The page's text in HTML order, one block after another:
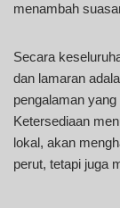
menambah
Secara
dan lamaran
pengalaman
Ketersediaan
lokal, akan
perut, tetapi juga